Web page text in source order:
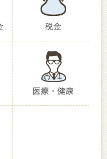
税金
医療・健康